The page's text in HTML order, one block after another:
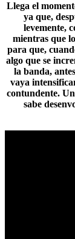
Llega el
ya que,
levemente,
mientras que
para que,
algo que se
la banda,
vaya
contundente.
sabe